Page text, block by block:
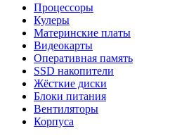
Процессоры
Кулеры
Материнские платы
Видеокарты
Оперативная память
SSD накопители
Жёсткие диски
Блоки питания
Вентиляторы
Корпуса